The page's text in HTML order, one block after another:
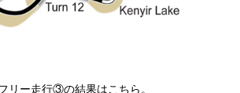
リー走行③の結果はこちら。